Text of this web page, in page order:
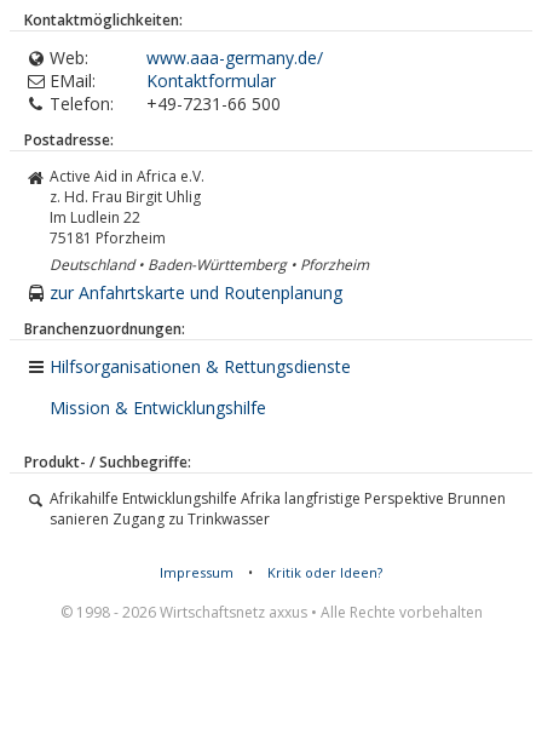
Kontaktmöglichkeiten:
Web:
www.aaa-germany.de/
EMail:
Kontaktformular
Telefon:
+49-7231-66 500
Postadresse:
Active Aid in Africa e.V.
z. Hd. Frau Birgit Uhlig
Im Ludlein 22
75181 Pforzheim
Deutschland • Baden-Württemberg • Pforzheim
zur Anfahrtskarte und Routenplanung
Branchenzuordnungen:
Hilfsorganisationen & Rettungsdienste
Mission & Entwicklungshilfe
Produkt- / Suchbegriffe:
Afrikahilfe Entwicklungshilfe Afrika langfristige Perspektive Brunnen
sanieren Zugang zu Trinkwasser
Impressum • Kritik oder Ideen?
© 1998 - 2026 Wirtschaftsnetz axxus • Alle Rechte vorbehalten